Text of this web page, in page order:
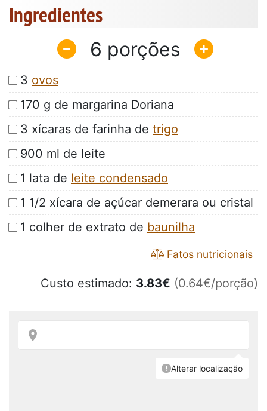
Ingredientes
6
3 ovos
170 g de margarina Doriana
3 xícaras de farinha de trigo
900 ml de leite
1 lata de leite condensado
1 1/2 xícara de açúcar demerara ou cristal
1 colher de extrato de baunilha
Fatos nutricionais
Custo estimado: 3.83€ (0.64€/porção)